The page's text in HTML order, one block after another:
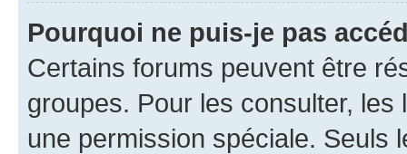
Pourquoi ne puis-je pas
Certains forums peuvent être
groupes. Pour les consulter,
une permission spéciale. Seuls